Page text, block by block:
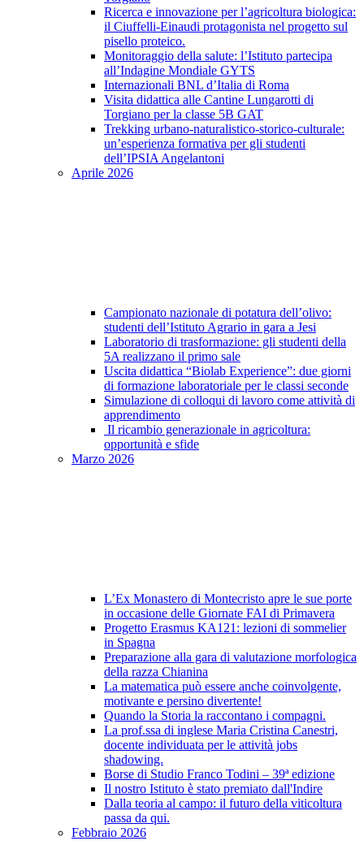
Ricerca e innovazione per l’agricoltura biologica:
il Ciuffelli-Einaudi protagonista nel progetto sul
pisello proteico.
Monitoraggio della salute: l’Istituto partecipa
all’Indagine Mondiale GYTS
Internazionali BNL d’Italia di Roma
Visita didattica alle Cantine Lungarotti di
Torgiano per la classe 5B GAT
Trekking urbano-naturalistico-storico-culturale:
un’esperienza formativa per gli studenti
dell’IPSIA Angelantoni
Aprile 2026
Campionato nazionale di potatura dell’olivo:
studenti dell’Istituto Agrario in gara a Jesi
Laboratorio di trasformazione: gli studenti della
5A realizzano il primo sale
Uscita didattica “Biolab Experience”: due giorni
di formazione laboratoriale per le classi seconde
Simulazione di colloqui di lavoro come attività di
apprendimento
Il ricambio generazionale in agricoltura:
opportunità e sfide
Marzo 2026
L’Ex Monastero di Montecristo apre le sue porte
in occasione delle Giornate FAI di Primavera
Progetto Erasmus KA121: lezioni di sommelier
in Spagna
Preparazione alla gara di valutazione morfologica
della razza Chianina
La matematica può essere anche coinvolgente,
motivante e persino divertente!
Quando la Storia la raccontano i compagni.
La prof.ssa di inglese Maria Cristina Canestri,
docente individuata per le attività jobs
shadowing.
Borse di Studio Franco Todini – 39ª edizione
Il nostro Istituto è stato premiato dall'Indire
Dalla teoria al campo: il futuro della viticoltura
passa da qui.
Febbraio 2026